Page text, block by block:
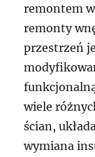
remontem
remonty
przestrzeń
wiele
ścian,
wymiana